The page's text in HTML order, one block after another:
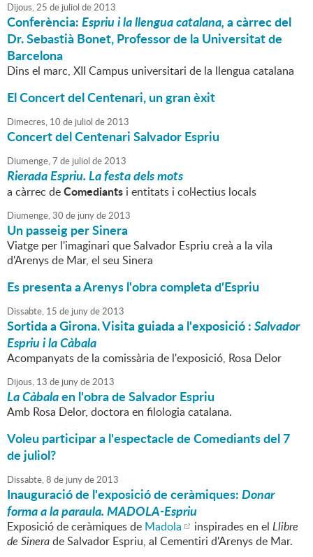
Dijous,25 de juliol de2013
Conferència:Espriu i la llengua catalana,a càrrec del
Dr. Sebastià Bonet, Professor de la Universitat de
Barcelona
Dins el marc, XII Campus universitari de la llengua catalana
El Concert del Centenari, un gran èxit
Dimecres, 10 de juliol de2013
Concert del Centenari Salvador Espriu
Diumenge,7 de juliol de2013
Rierada Espriu. La festa dels mots
a càrrec deComediants i entitats i col·lectius locals
Diumenge,30 de junyde2013
Un passeig per Sinera
Viatge per l'imaginari que Salvador Espriu creà a la vila
d'Arenys de Mar, el seu Sinera
Es presenta a Arenys l'obra completa d'Espriu
Dissabte, 15 de junyde2013
Sortida a Girona. Visita guiada a l'exposició :Salvador
Espriu i la Càbala
Acompanyats de la comissària de l'exposició, Rosa Delor
Dijous, 13 de junyde2013
La Càbalaen l'obra de Salvador Espriu
Amb Rosa Delor, doctora en filologia catalana.
Voleu participar a l'espectacle de Comediants del 7
de juliol?
Dissabte,8 de junyde2013
Inauguració de l'exposició deceràmiques:Donar
forma a la paraula. MADOLA-Espriu
Exposició de ceràmiques de Madola inspirades en el Llibre
de Sinerade Salvador Espriu, al Cementiri d'Arenys de Mar.